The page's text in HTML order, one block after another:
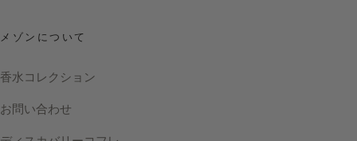
メゾンについて
香水コレクション
お問い合わせ